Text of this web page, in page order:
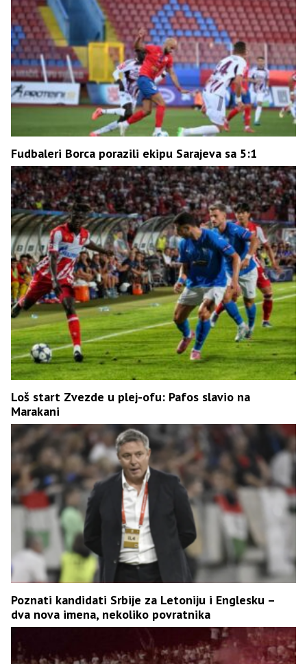
Fudbaleri Borca porazili ekipu Sarajeva sa 5:1
Loš start Zvezde u plej-ofu: Pafos slavio na
Marakani
Poznati kandidati Srbije za Letoniju i Englesku –
dva nova imena, nekoliko povratnika